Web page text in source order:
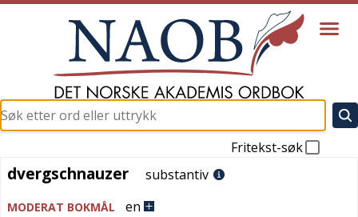
Fritekst-søk
dvergschnauzer
dvergschnauzer substantiv
MODERAT BOKMÅL en